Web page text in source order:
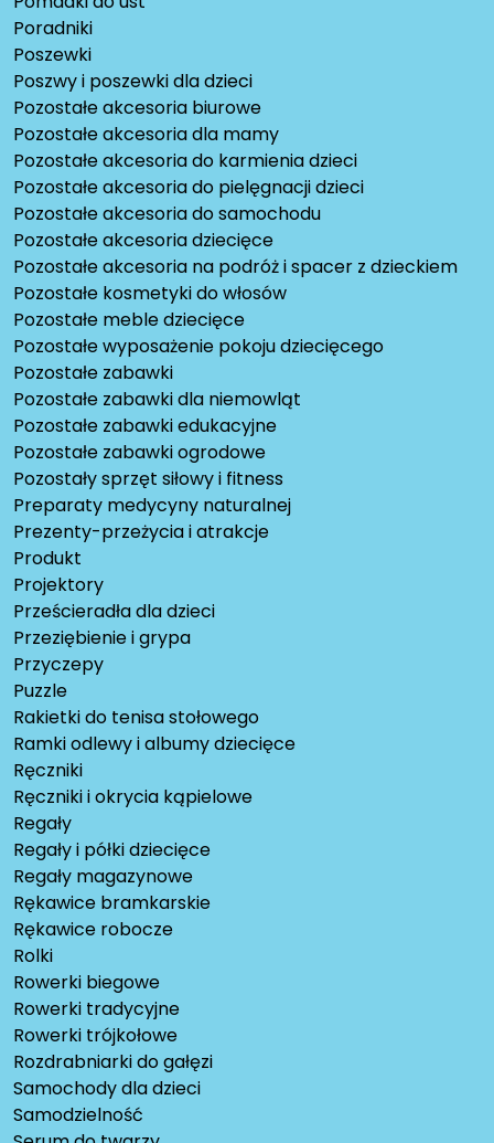
Poradniki
Poszewki
Poszwy i poszewki dla dzieci
Pozostałe akcesoria biurowe
Pozostałe akcesoria dla mamy
Pozostałe akcesoria do karmienia dzieci
Pozostałe akcesoria do pielęgnacji dzieci
Pozostałe akcesoria do samochodu
Pozostałe akcesoria dziecięce
Pozostałe akcesoria na podróż i spacer z dzieckiem
Pozostałe kosmetyki do włosów
Pozostałe meble dziecięce
Pozostałe wyposażenie pokoju dziecięcego
Pozostałe zabawki
Pozostałe zabawki dla niemowląt
Pozostałe zabawki edukacyjne
Pozostałe zabawki ogrodowe
Pozostały sprzęt siłowy i fitness
Preparaty medycyny naturalnej
Prezenty-przeżycia i atrakcje
Produkt
Projektory
Prześcieradła dla dzieci
Przeziębienie i grypa
Przyczepy
Puzzle
Rakietki do tenisa stołowego
Ramki odlewy i albumy dziecięce
Ręczniki
Ręczniki i okrycia kąpielowe
Regały
Regały i półki dziecięce
Regały magazynowe
Rękawice bramkarskie
Rękawice robocze
Rolki
Rowerki biegowe
Rowerki tradycyjne
Rowerki trójkołowe
Rozdrabniarki do gałęzi
Samochody dla dzieci
Samodzielność